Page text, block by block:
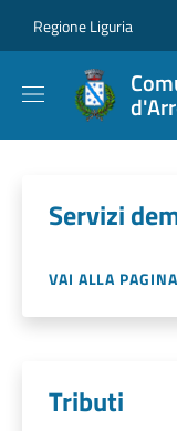
Regione Liguria
Servizi
VAI ALLA PAGINA
Tributi